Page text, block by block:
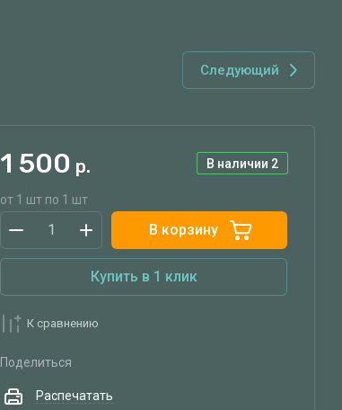
Следующий
В наличии 2
1 500 р.
от 1 шт по 1 шт
В корзину
Купить в 1 клик
К сравнению
Поделиться
Распечатать